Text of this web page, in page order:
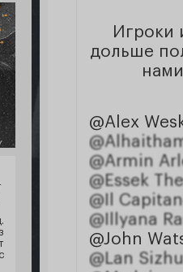
Игроки
дольше
@Alex
@Armin
@Essek
@Il
@Illyana
@John
@Lan